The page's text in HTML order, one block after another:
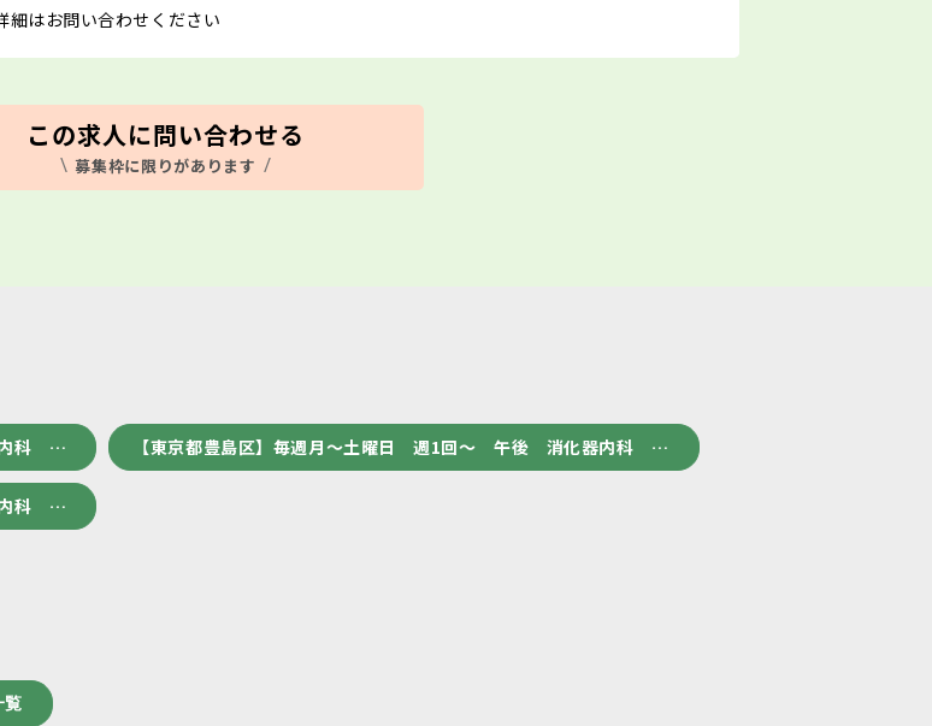
細はお問い合わせください
この求人に問い合わせる
募集枠に限りがあります
内科 … 【東京都豊島区】毎週月～土曜日 週1回～ 午後 消化器内科 …
内科 …
覧